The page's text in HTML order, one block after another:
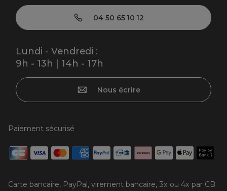
04 50 65 10 12
Lundi - Vendredi :
9h - 13h | 14h - 17h
Nous écrire
Paiement sécurisé
Carte bancaire, PayPal, virement bancaire, 3x ou 4x par CB